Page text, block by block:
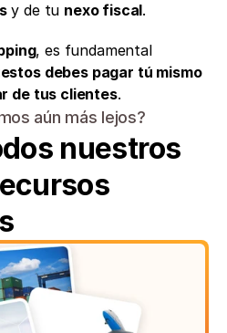
y de tu nexo fiscal.
, es fundamental
debes pagar tú mismo
de tus clientes.
aún más lejos?
nuestros